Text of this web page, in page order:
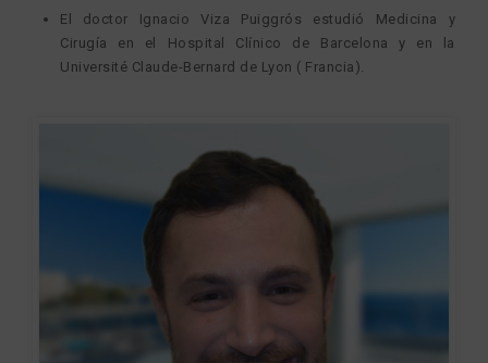
El doctor Ignacio Viza Puiggrós estudió Medicina y
Cirugía en el Hospital Clínico de Barcelona y en la
Université Claude-Bernard de Lyon ( Francia).